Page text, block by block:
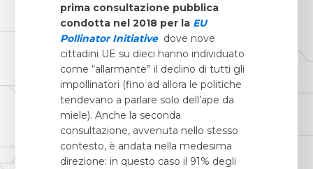
prima consultazione pubblica
condotta nel 2018 per la EU
Pollinator Initiativedove nove
cittadini UE su dieci hanno individuato
come “allarmante” il declino di tutti gli
impollinatori (fino ad allora le politiche
tendevano a parlare solo dell’ape da
miele). Anche la seconda
consultazione, avvenuta nello stesso
contesto, è andata nella medesima
direzione: in questo caso il 91% degli